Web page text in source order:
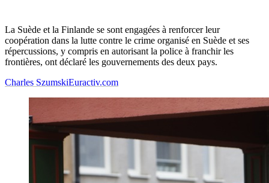
La Suède et la Finlande se sont engagées à renforcer leur
coopération dans la lutte contre le crime organisé en Suède et ses
répercussions, y compris en autorisant la police à franchir les
frontières, ont déclaré les gouvernements des deux pays.
Charles SzumskiEuractiv.com